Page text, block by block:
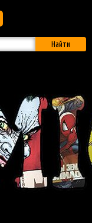
Найти